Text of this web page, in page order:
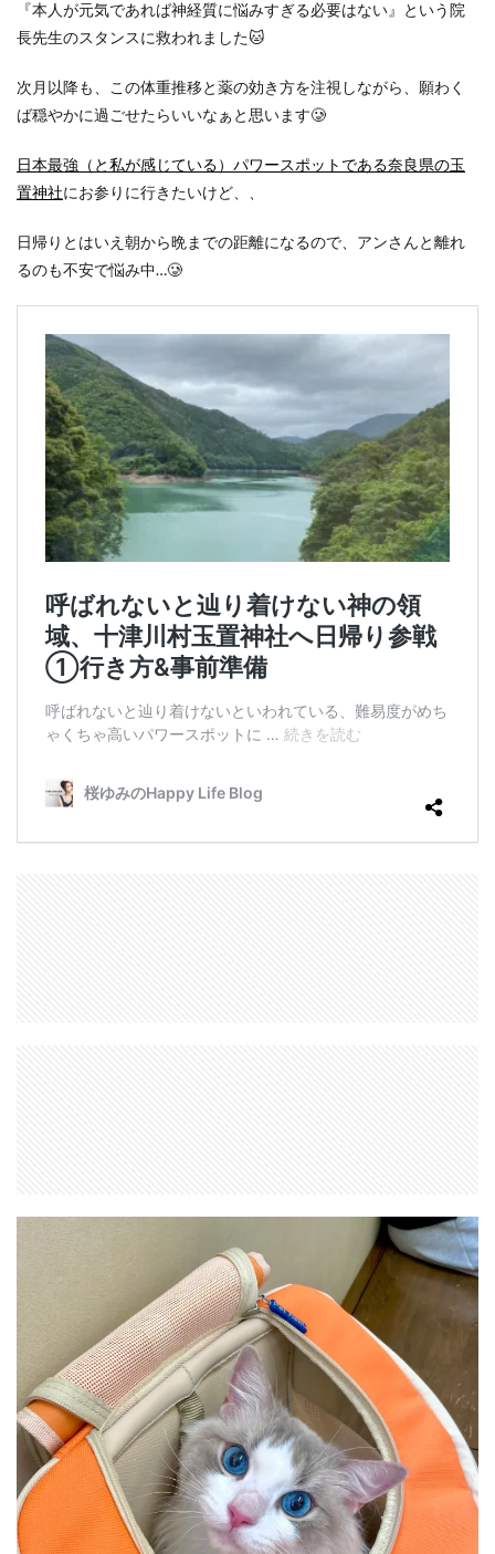
『本人が元気であれば神経質に悩みすぎる必要はない』という院
長先生のスタンスに救われました🐱
次月以降も、この体重推移と薬の効き方を注視しながら、願わく
ば穏やかに過ごせたらいいなぁと思います🥲
日本最強（と私が感じている）パワースポットである奈良県の玉
置神社にお参りに行きたいけど、、
日帰りとはいえ朝から晩までの距離になるので、アンさんと離れ
るのも不安で悩み中…🥲